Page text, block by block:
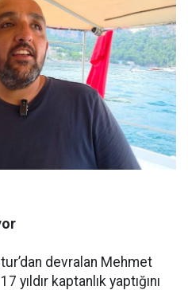
devralan Mehmet
yıldır kaptanlık yaptığını